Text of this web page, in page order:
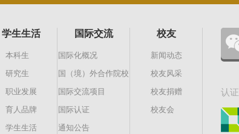
学生生活
本科生
研究生
职业发展
育人品牌
学生生活
国际交流
国际化概况
国（境）外合作院校
国际交流项目
国际认证
通知公告
校友
新闻动态
校友风采
校友捐赠
校友会
认